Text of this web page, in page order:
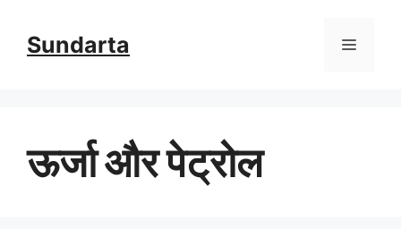
Sundarta Menu
ऊर्जा और पेट्रोल